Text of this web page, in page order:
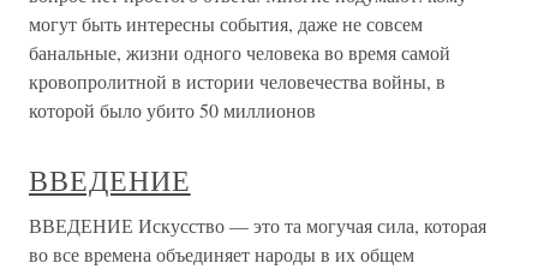
могут быть интересны события, даже не совсем
банальные, жизни одного человека во время самой
кровопролитной в истории человечества войны, в
которой было убито 50 миллионов
ВВЕДЕНИЕ
ВВЕДЕНИЕ Искусство — это та могучая сила, которая
во все времена объединяет народы в их общем